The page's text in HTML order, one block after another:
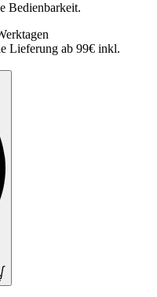
Bedienbarkeit.
Lieferung ab 99€ inkl.